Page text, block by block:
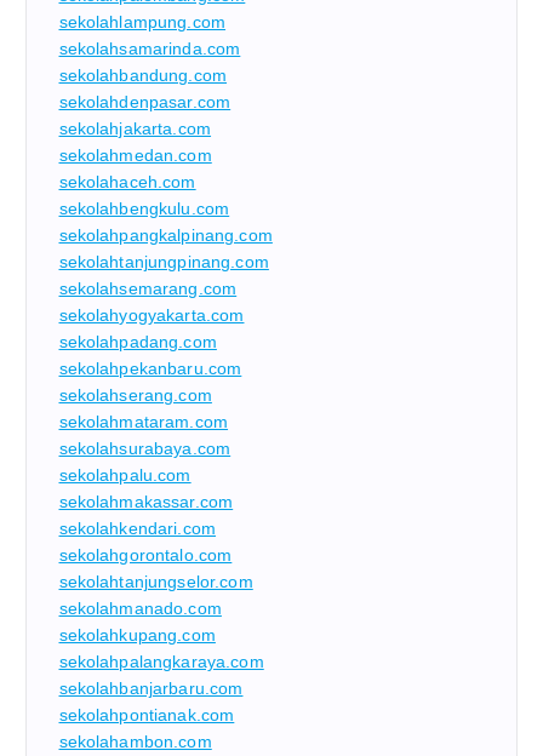
sekolahlampung.com
sekolahsamarinda.com
sekolahbandung.com
sekolahdenpasar.com
sekolahjakarta.com
sekolahmedan.com
sekolahaceh.com
sekolahbengkulu.com
sekolahpangkalpinang.com
sekolahtanjungpinang.com
sekolahsemarang.com
sekolahyogyakarta.com
sekolahpadang.com
sekolahpekanbaru.com
sekolahserang.com
sekolahmataram.com
sekolahsurabaya.com
sekolahpalu.com
sekolahmakassar.com
sekolahkendari.com
sekolahgorontalo.com
sekolahtanjungselor.com
sekolahmanado.com
sekolahkupang.com
sekolahpalangkaraya.com
sekolahbanjarbaru.com
sekolahpontianak.com
sekolahambon.com